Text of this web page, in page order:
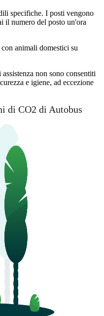
specifiche. I posti vengono
il numero del posto un'ora
animali domestici su
non sono consentiti
e igiene, ad eccezione
di CO2 di Autobus